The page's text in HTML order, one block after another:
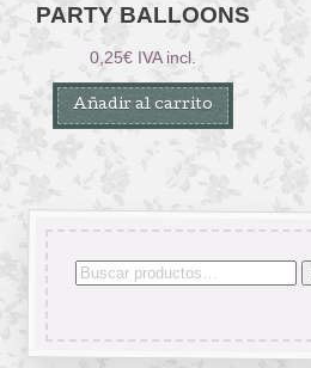
PARTY BALLOONS
0,25€ IVA incl.
Añadir al carrito
Buscar